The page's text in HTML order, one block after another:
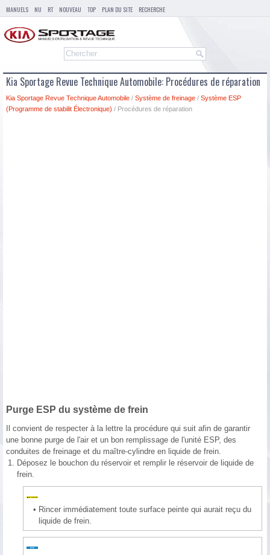
MANUELS NU RT NOUVEAU TOP PLAN DU SITE RECHERCHE
Kia Sportage Revue Technique Automobile: Procédures de réparation
Kia Sportage Revue Technique Automobile / Système de freinage / Système ESP
(Programme de stabilit Électronique) / Procédures de réparation
Purge ESP du système de frein
Il convient de respecter à la lettre la procédure qui suit afin de garantir
une bonne purge de l'air et un bon remplissage de l'unité ESP, des
conduites de freinage et du maître-cylindre en liquide de frein.
1. Déposez le bouchon du réservoir et remplir le réservoir de liquide de
frein.
• Rincer immédiatement toute surface peinte qui aurait reçu du
liquide de frein.